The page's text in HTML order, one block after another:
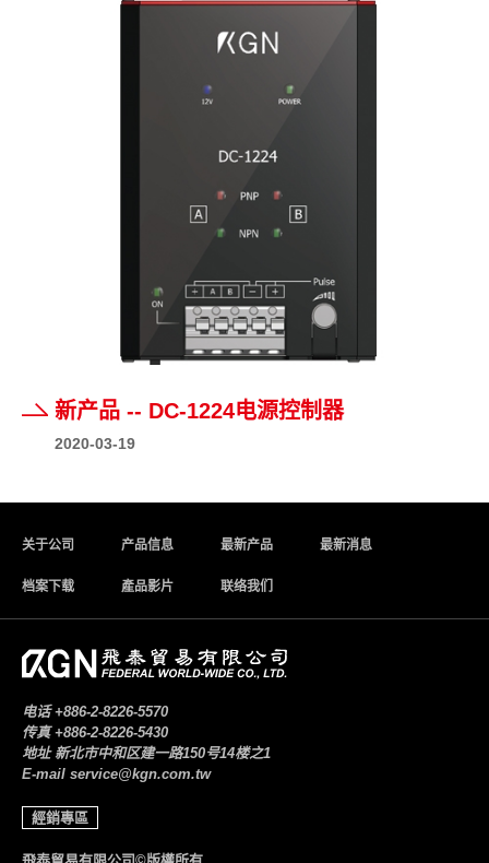
新产品 -- DC-1224电源控制器
2020-03-19
关于公司 产品信息 最新产品 最新消息
档案下载 產品影片 联络我们
电话 +886-2-8226-5570
传真 +886-2-8226-5430
地址 新北市中和区建一路150号14楼之1
E-mail service@kgn.com.tw
經銷專區